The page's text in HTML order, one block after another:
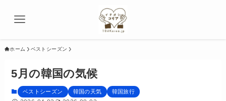
ホーム ベストシーズン
5月の韓国の気候
ベストシーズン 韓国の天気 韓国旅行